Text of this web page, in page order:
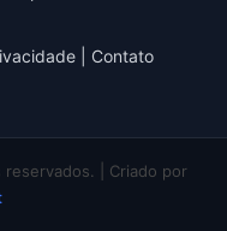
Contato
| Criado por